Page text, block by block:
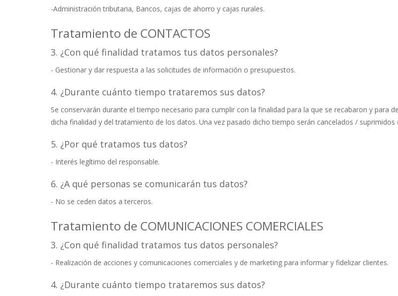
-Administración tributaria, Bancos, cajas de ahorro y cajas rurales.
Tratamiento de CONTACTOS
3. ¿Con qué finalidad tratamos tus datos personales?
- Gestionar y dar respuesta a las solicitudes de información o presupuestos.
4. ¿Durante cuánto tiempo trataremos sus datos?
Se conservarán durante el tiempo necesario para cumplir con la finalidad para la que se recabaron y para
dicha finalidad y del tratamiento de los datos. Una vez pasado dicho tiempo serán cancelados / suprimidos
5. ¿Por qué tratamos tus datos?
- Interés legítimo del responsable.
6. ¿A qué personas se comunicarán tus datos?
- No se ceden datos a terceros.
Tratamiento de COMUNICACIONES COMERCIALES
3. ¿Con qué finalidad tratamos tus datos personales?
- Realización de acciones y comunicaciones comerciales y de marketing para informar y fidelizar clientes.
4. ¿Durante cuánto tiempo trataremos sus datos?